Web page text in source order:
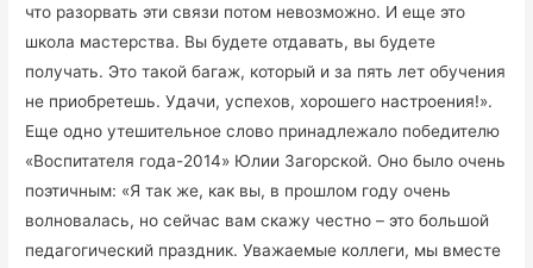
что разорвать эти связи потом невозможно. И еще это
школа мастерства. Вы будете отдавать, вы будете
получать. Это такой багаж, который и за пять лет обучения
не приобретешь. Удачи, успехов, хорошего настроения!».
Еще одно утешительное слово принадлежало победителю
«Воспитателя года-2014» Юлии Загорской. Оно было очень
поэтичным: «Я так же, как вы, в прошлом году очень
волновалась, но сейчас вам скажу честно – это большой
педагогический праздник. Уважаемые коллеги, мы вместе